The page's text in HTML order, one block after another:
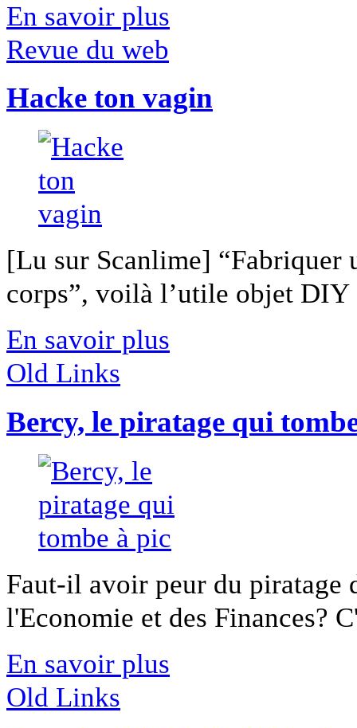
En savoir plus
Revue du web
Hacke ton vagin
[Lu sur Scanlime] “Fabriquer
corps”, voilà l’utile objet
En savoir plus
Old Links
Bercy, le piratage qui
Faut-il avoir peur du piratage
l'Economie et des Finances?
En savoir plus
Old Links